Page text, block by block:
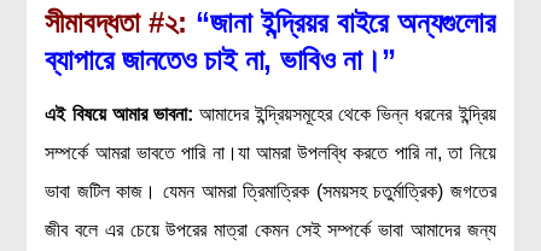
অন্যান্য
লেখকদের আঙিনা
নিবন্ধন
আপনার প্রোফাইল
বিজ্ঞানযাত্রায় লেখা জমা দেয়ার নির্দেশনাসমূহ
সীমাবদ্ধতা #২: “জানা ইন্দ্রিয়র বাইরে অন্যগুলোর
ব্যাপারে জানতেও চাই না, ভাবিও না।”
এই বিষয়ে আমার ভাবনা: আমাদের ইন্দ্রিয়সমূহের থেকে ভিন্ন ধরনের ইন্দ্রিয়
সম্পর্কে আমরা ভাবতে পারি না।যা আমরা উপলব্ধি করতে পারি না, তা নিয়ে
ভাবা জটিল কাজ। যেমন আমরা ত্রিমাত্রিক (সময়সহ চতুর্মাত্রিক) জগতের
জীব বলে এর চেয়ে উপরের মাত্রা কেমন সেই সম্পর্কে ভাবা আমাদের জন্য